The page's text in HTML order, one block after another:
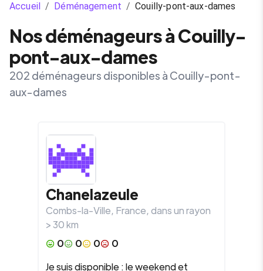
Accueil / Déménagement / Couilly-pont-aux-dames
Nos déménageurs à Couilly-
pont-aux-dames
202 déménageurs disponibles à Couilly-pont-
aux-dames
Chanelazeule
Combs-la-Ville, France, dans un rayon
>30km
0
0 0
0
Je suis disponible : le weekend et